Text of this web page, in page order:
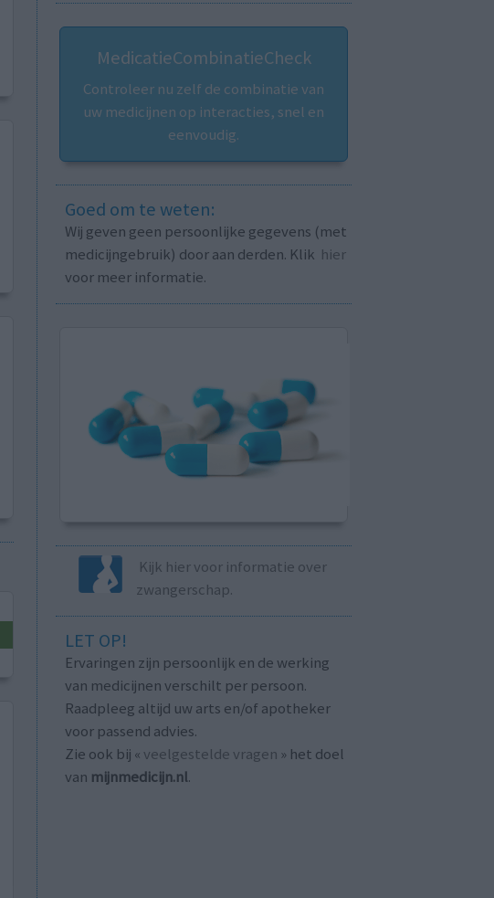
MedicatieCombinatieCheck
Controleer nu zelf de combinatie van
uw medicijnen op interacties, snel en
eenvoudig.
Goed om te weten:
Wij geven geen persoonlijke gegevens (met
medicijngebruik) door aan derden. Klik hier
voor meer informatie.
Kijk hier voor informatie over
zwangerschap.
LET OP!
Ervaringen zijn persoonlijk en de werking
van medicijnen verschilt per persoon.
Raadpleeg altijd uw arts en/of apotheker
voor passend advies.
Zie ook bij « veelgestelde vragen » het doel
van mijnmedicijn.nl.